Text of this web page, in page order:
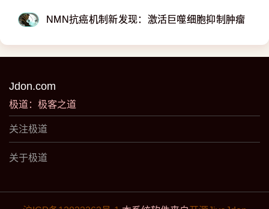
NMN抗癌机制新发现：激活巨噬细胞抑制肿瘤
Jdon.com
极道：极客之道
关注极道
关于极道